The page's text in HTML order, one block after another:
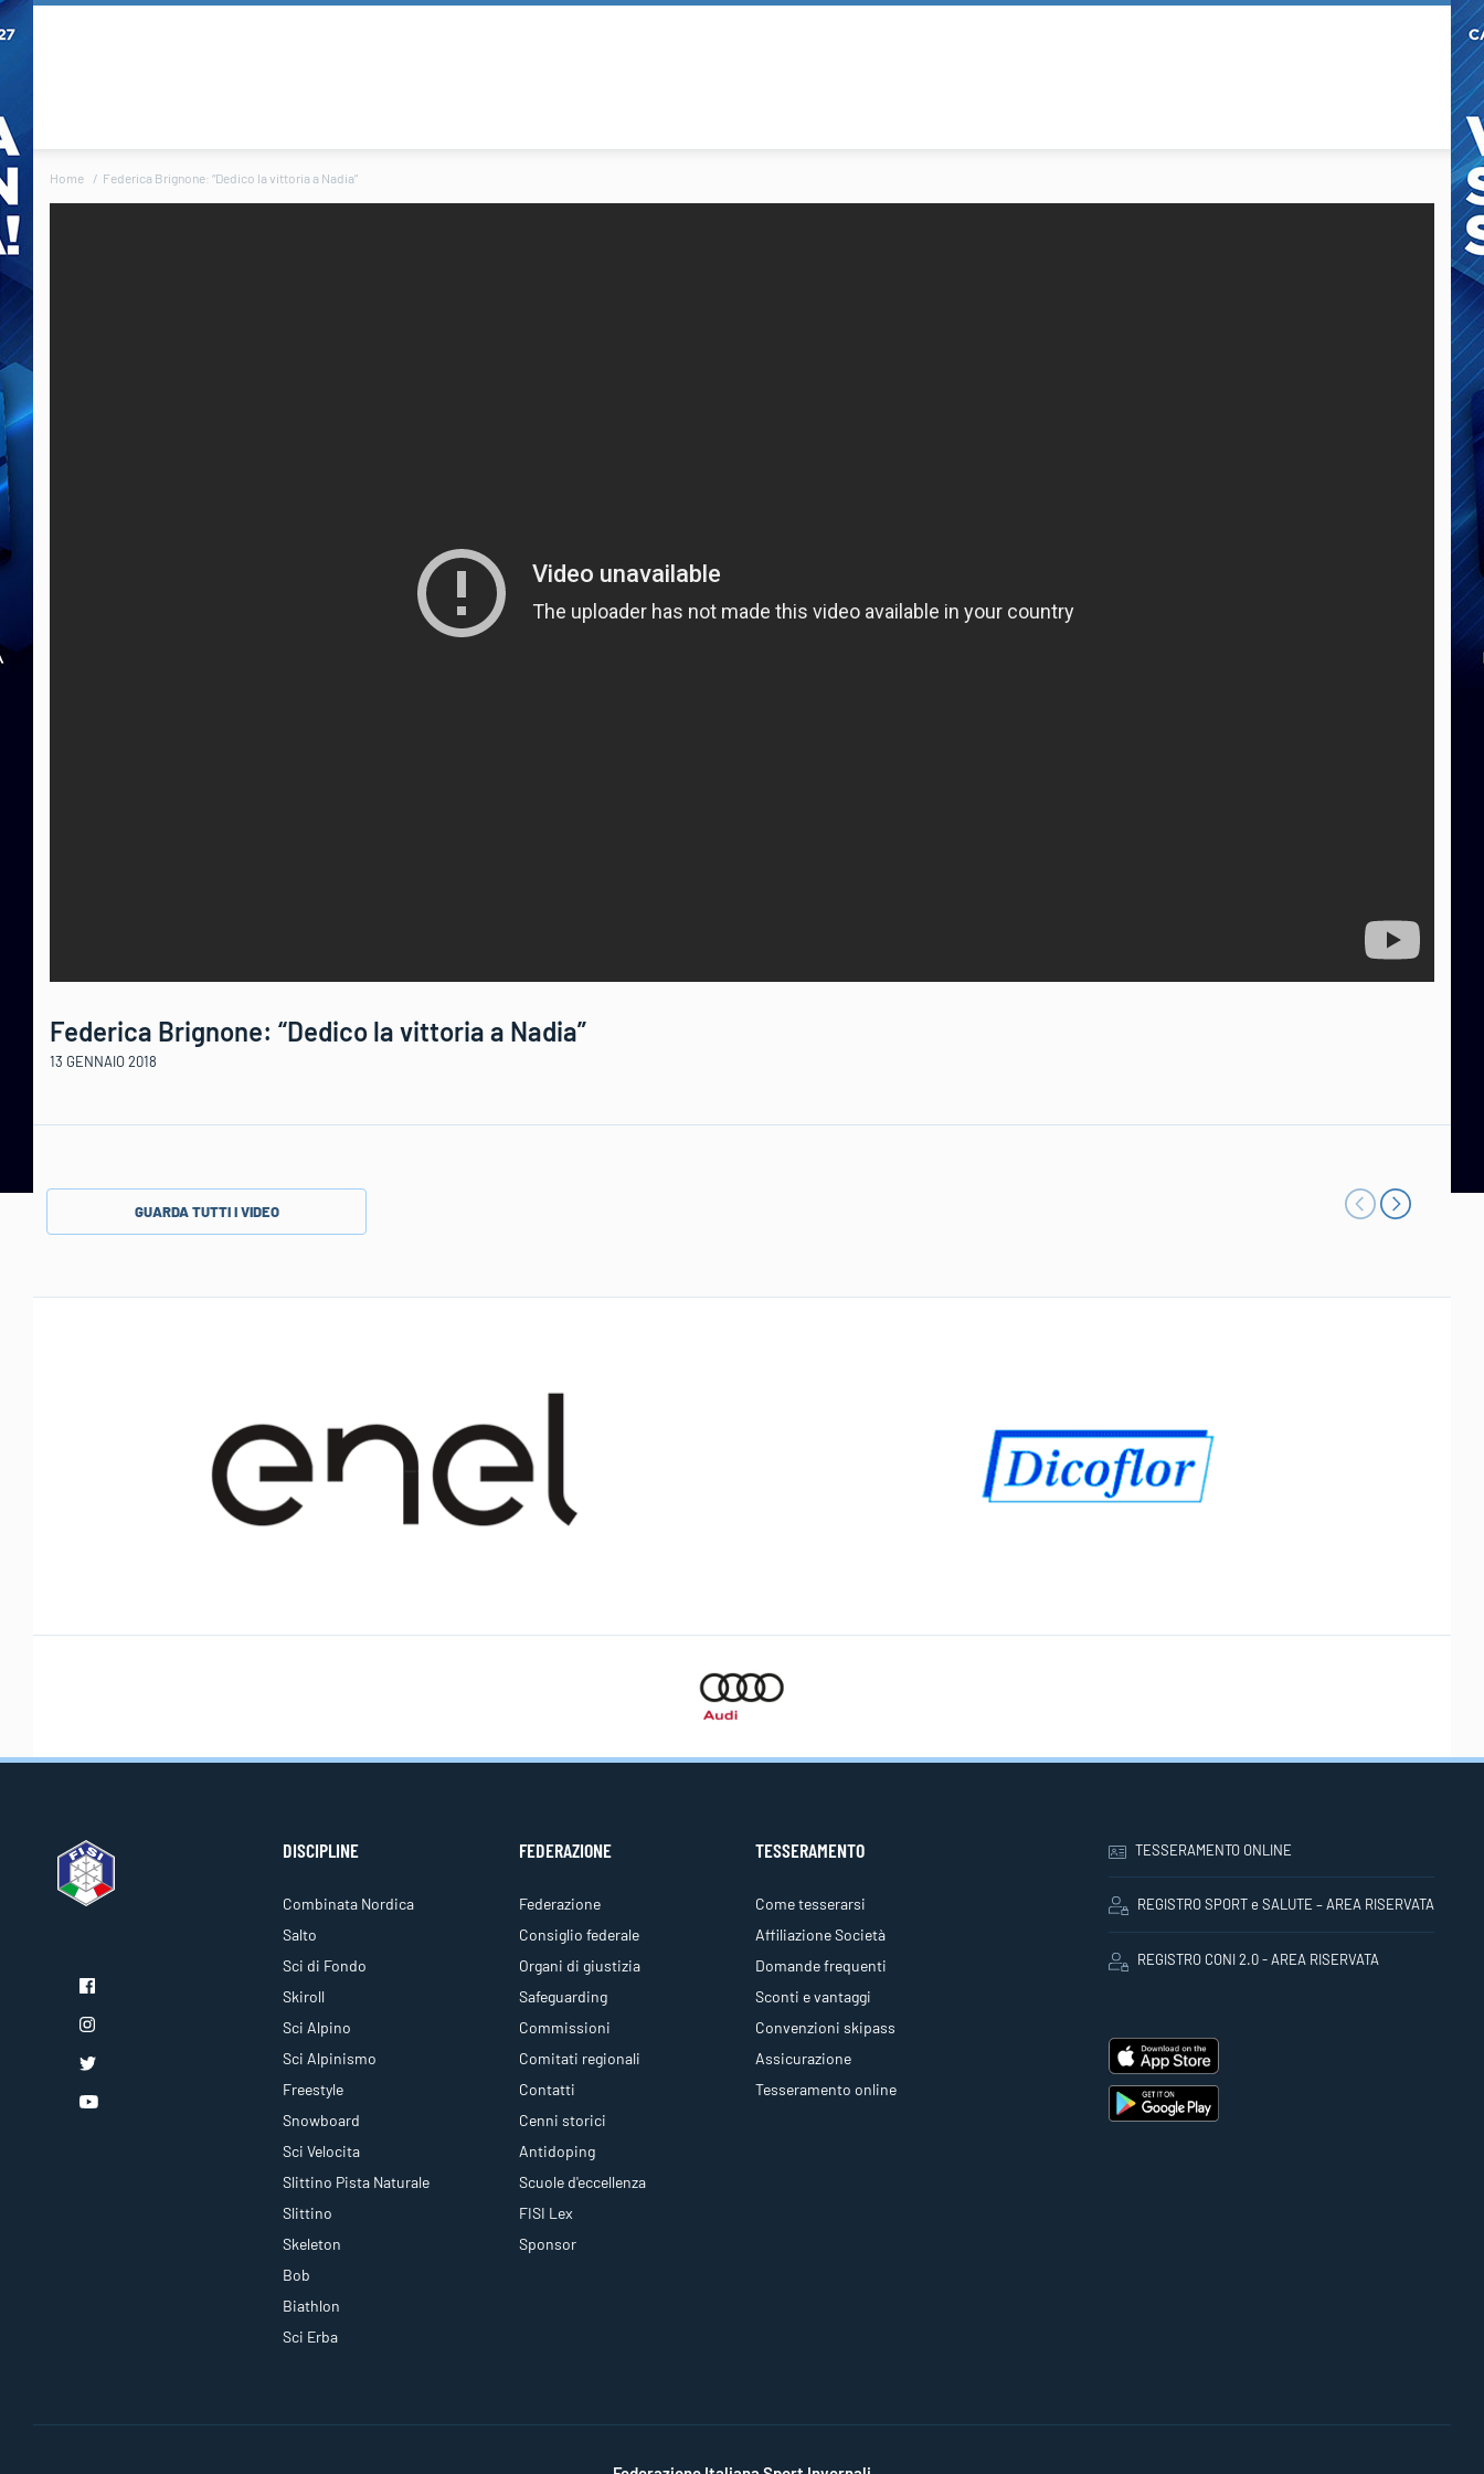
Home Federica Brignone: “Dedico la vittoria a Nadia”
Federica Brignone: “Dedico la vittoria a Nadia”
13 GENNAIO 2018
GUARDA TUTTI I VIDEO
DISCIPLINE
Combinata Nordica
Salto
Sci di Fondo
Skiroll
Sci Alpino
Sci Alpinismo
Freestyle
Snowboard
Sci Velocita
Slittino Pista Naturale
Slittino
Skeleton
Bob
Biathlon
Sci Erba
FEDERAZIONE
Federazione
Consiglio federale
Organi di giustizia
Safeguarding
Commissioni
Comitati regionali
Contatti
Cenni storici
Antidoping
Scuole d'eccellenza
FISI Lex
Sponsor
TESSERAMENTO
Come tesserarsi
Affiliazione Società
Domande frequenti
Sconti e vantaggi
Convenzioni skipass
Assicurazione
Tesseramento online
TESSERAMENTO ONLINE
REGISTRO SPORT e SALUTE – AREA RISERVATA
REGISTRO CONI 2.0 - AREA RISERVATA